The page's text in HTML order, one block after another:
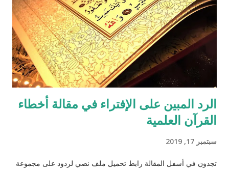
الرد المبين على الإفتراء في مقالة أخطاء
القرآن العلمية
سبتمبر 17, 2019
تجدون في أسفل المقالة رابط تحميل ملف نصي لردود على مجموعة